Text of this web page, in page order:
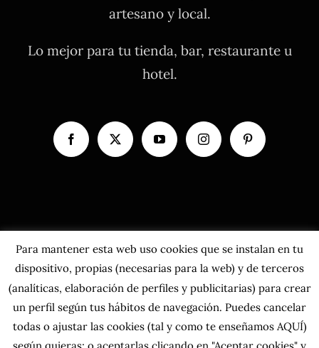
artesano y local.
Lo mejor para tu tienda, bar, restaurante u
hotel.
Para mantener esta web uso cookies que se instalan en tu
dispositivo, propias (necesarias para la web) y de terceros
(analíticas, elaboración de perfiles y publicitarias) para crear
un perfil según tus hábitos de navegación. Puedes cancelar
todas o ajustar las cookies(tal y como te enseñamos AQUÍ)